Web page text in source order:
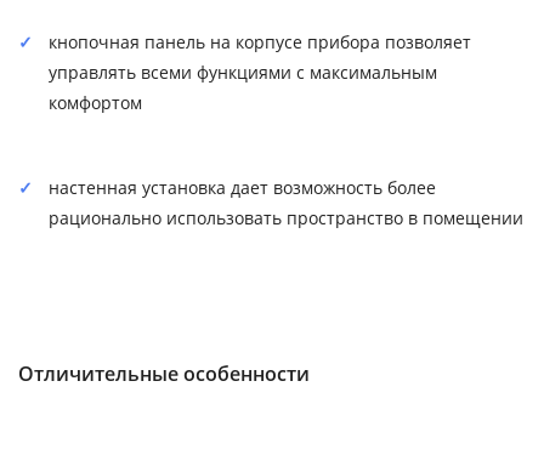
кнопочная панель на корпусе прибора позволяет
управлять всеми функциями с максимальным
комфортом
настенная установка дает возможность более
рационально использовать пространство в помещении
Отличительные особенности